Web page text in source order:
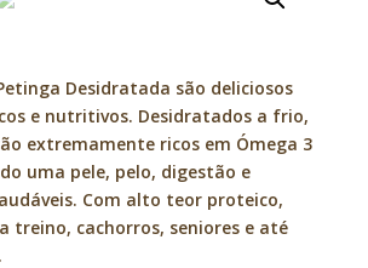
Desidratada são deliciosos
e nutritivos. Desidratados a frio,
extremamente ricos em Ómega 3
uma pele, pelo, digestão e
Com alto teor proteico,
treino, cachorros, seniores e até